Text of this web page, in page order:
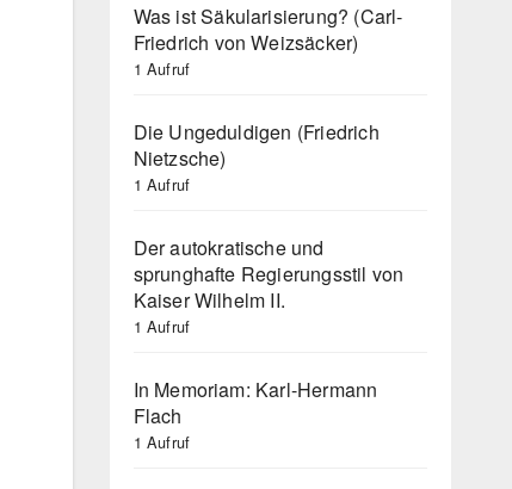
Was ist Säkularisierung? (Carl-
Friedrich von Weizsäcker)
1 Aufruf
Die Ungeduldigen (Friedrich
Nietzsche)
1 Aufruf
Der autokratische und
sprunghafte Regierungsstil von
Kaiser Wilhelm II.
1 Aufruf
In Memoriam: Karl-Hermann
Flach
1 Aufruf